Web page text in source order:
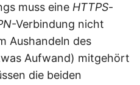
muss eine HTTPS-
-Verbindung nicht
Aushandeln des
Aufwand) mitgehört
die beiden